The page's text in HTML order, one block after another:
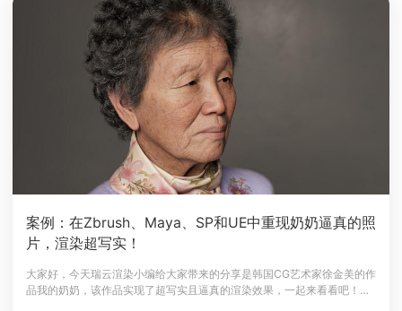
案例：在Zbrush、Maya、SP和UE中重现奶奶逼真的照
片，渲染超写实！
大家好，今天瑞云渲染小编给大家带来的分享是韩国CG艺术家徐金美的作
品我的奶奶，该作品实现了超写实且逼真的渲染效果，一起来看看吧！介